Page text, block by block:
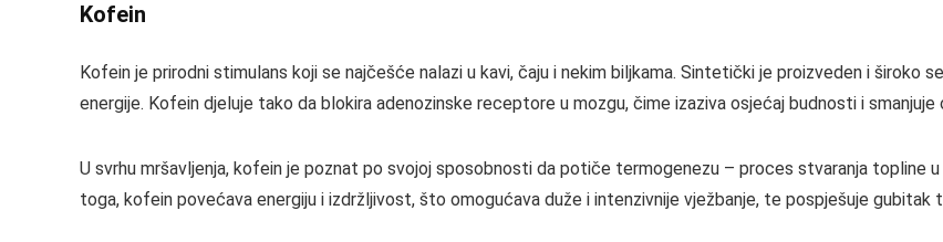
Kofein
Kofein je prirodni stimulans koji se najčešće nalazi u kavi, čaju i nekim biljkama. Sintetički je proizveden i široko
energije. Kofein djeluje tako da blokira adenozinske receptore u mozgu, čime izaziva osjećaj budnosti i smanjuje
U svrhu mršavljenja, kofein je poznat po svojoj sposobnosti da potiče termogenezu – proces stvaranja topline
toga, kofein povećava energiju i izdržljivost, što omogućava duže i intenzivnije vježbanje, te pospješuje gubitak